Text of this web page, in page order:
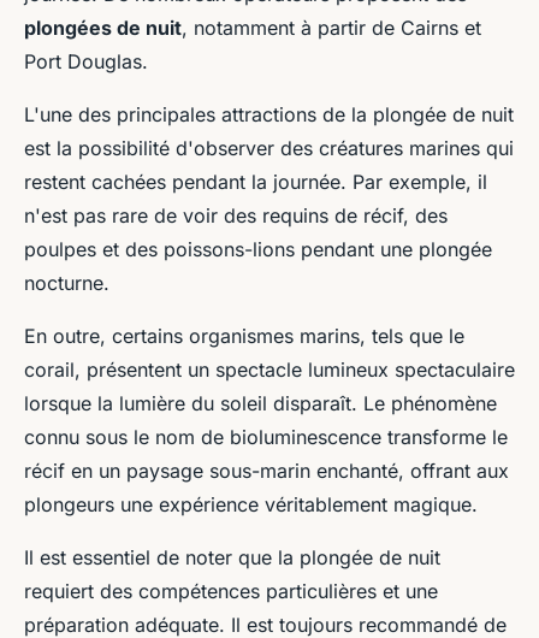
plongées de nuit, notamment à partir de Cairns et
Port Douglas.
L'une des principales attractions de la plongée de nuit
est la possibilité d'observer des créatures marines qui
restent cachées pendant la journée. Par exemple, il
n'est pas rare de voir des requins de récif, des
poulpes et des poissons-lions pendant une plongée
nocturne.
En outre, certains organismes marins, tels que le
corail, présentent un spectacle lumineux spectaculaire
lorsque la lumière du soleil disparaît. Le phénomène
connu sous le nom de bioluminescence transforme le
récif en un paysage sous-marin enchanté, offrant aux
plongeurs une expérience véritablement magique.
Il est essentiel de noter que la plongée de nuit
requiert des compétences particulières et une
préparation adéquate. Il est toujours recommandé de